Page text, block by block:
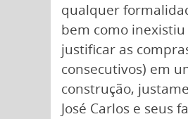
qualquer
bem como
justificar as
consecutivos) em
construção,
José Carlos e seus